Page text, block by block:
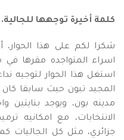
كلمة أخيرة توجهها للجالية.
شكرا لكم على هذا
اسراء المتواجده مقرها في
استغل هذا الحوار لتوجيه
المجيد تبون حيث سابقا
مدينه بون، ويوجد
الانتخابات، مع امكانيه
جزائري، مثل كل الجاليات